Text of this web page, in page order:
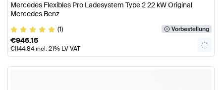
Mercedes Flexibles Pro Ladesystem Type 2 22 kW Original
Mercedes Benz
(1)
Vorbestellung
€946.15
€1144.84incl. 21% LV VAT